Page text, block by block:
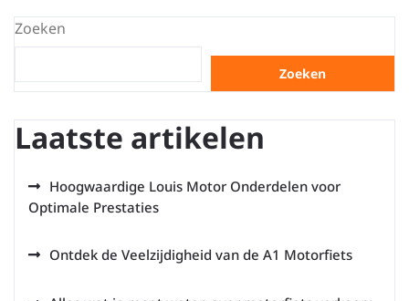
Zoeken
Zoeken
Laatste artikelen
Hoogwaardige Louis Motor Onderdelen voor
Optimale Prestaties
Ontdek de Veelzijdigheid van de A1 Motorfiets